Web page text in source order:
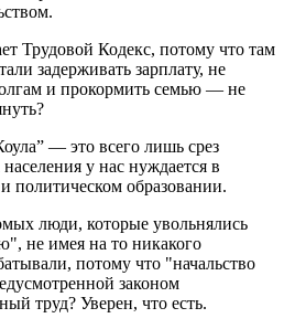
Трудовой Кодекс, потому что там
задерживать зарплату, не
и прокормить семью — не
— это всего лишь срез
у нас нуждается в
политическом образовании.
люди, которые увольнялись
не имея на то никакого
потому что "начальство
законом
труд? Уверен, что есть.